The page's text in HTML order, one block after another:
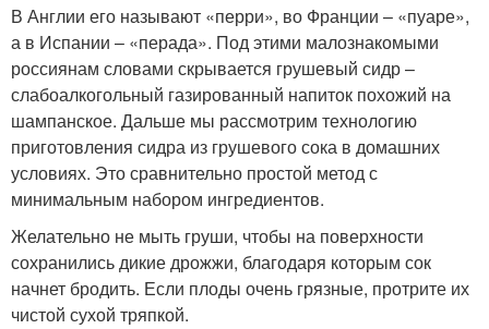
В Англии его называют «перри», во Франции – «пуаре»,
а в Испании – «перада». Под этими малознакомыми
россиянам словами скрывается грушевый сидр –
слабоалкогольный газированный напиток похожий на
шампанское. Дальше мы рассмотрим технологию
приготовления сидра из грушевого сока в домашних
условиях. Это сравнительно простой метод с
минимальным набором ингредиентов.
Желательно не мыть груши, чтобы на поверхности
сохранились дикие дрожжи, благодаря которым сок
начнет бродить. Если плоды очень грязные, протрите их
чистой сухой тряпкой.